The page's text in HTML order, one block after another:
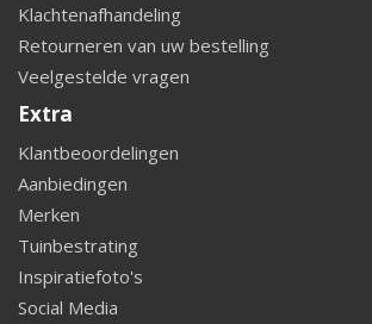
Klachtenafhandeling
Retourneren van uw bestelling
Veelgestelde vragen
Extra
Klantbeoordelingen
Aanbiedingen
Merken
Tuinbestrating
Inspiratiefoto's
Social Media